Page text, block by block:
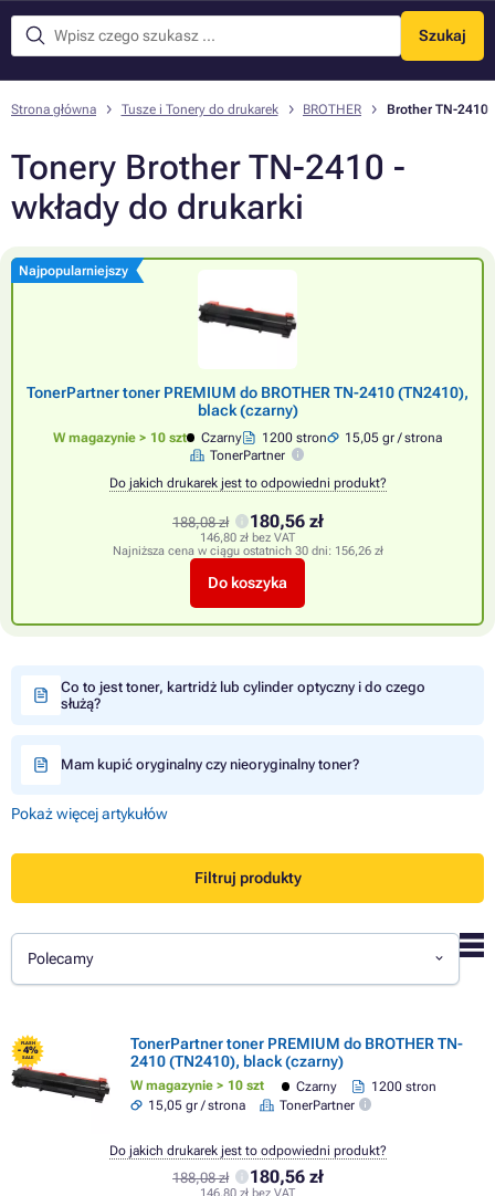
Szukaj
Menu
Strona główna Tusze i Tonery do drukarek BROTHER Brother TN-2410
Tonery Brother TN-2410 -
wkłady do drukarki
Najpopularniejszy
TonerPartner toner PREMIUM do BROTHER TN-2410 (TN2410),
black (czarny)
W magazynie > 10 szt Czarny 1200 stron
15,05 gr / strona
TonerPartner
Do jakich drukarek jest to odpowiedni produkt?
188,08 zł 180,56 zł
146,80 zł bez VAT
Najniższa cena w ciągu ostatnich 30 dni: 156,26 zł
Do koszyka
Co to jest toner, kartridż lub cylinder optyczny i do czego
służą?
Mam kupić oryginalny czy nieoryginalny toner?
Pokaż więcej artykułów
Filtruj produkty
Polecamy
FLASH
- 4%
SALE
TonerPartner toner PREMIUM do BROTHER TN-
2410 (TN2410), black (czarny)
W magazynie > 10 szt Czarny
1200 stron
15,05 gr / strona
TonerPartner
188,08 zł 180,56 zł
Do jakich drukarek jest to odpowiedni produkt?